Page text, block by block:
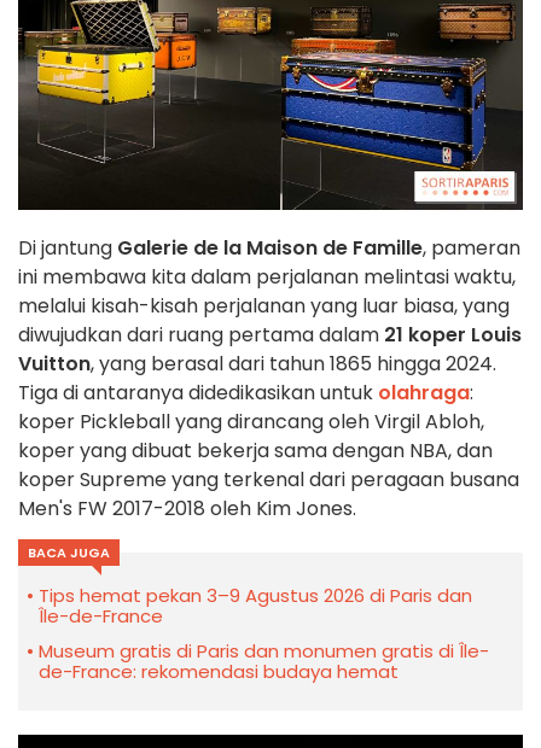
Di jantung Galerie de la Maison de Famille, pameran
ini membawa kita dalam perjalanan melintasi waktu,
melalui kisah-kisah perjalanan yang luar biasa, yang
diwujudkan dari ruang pertama dalam 21 koper Louis
Vuitton, yang berasal dari tahun 1865 hingga 2024.
Tiga di antaranya didedikasikan untuk olahraga:
koper Pickleball yang dirancang oleh Virgil Abloh,
koper yang dibuat bekerja sama dengan NBA, dan
koper Supreme yang terkenal dari peragaan busana
Men's FW 2017-2018 oleh Kim Jones.
BACA JUGA
Tips hemat pekan 3–9 Agustus 2026 di Paris dan
Île-de-France
Museum gratis di Paris dan monumen gratis di Île-
de-France: rekomendasi budaya hemat